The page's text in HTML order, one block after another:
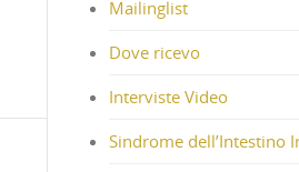
Mailinglist
Dove ricevo
Interviste Video
Sindrome dell’Intestino